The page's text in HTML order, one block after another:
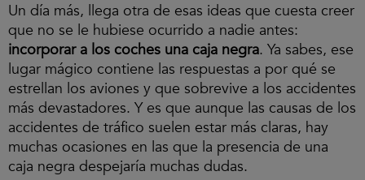
Un día más, llega otra de esas ideas que cuesta creer
que no se le hubiese ocurrido a nadie antes:
incorporar a los coches una caja negra. Ya sabes, ese
lugar mágico contiene las respuestas a por qué se
estrellan los aviones y que sobrevive a los accidentes
más devastadores. Y es que aunque las causas de los
accidentes de tráfico suelen estar más claras, hay
muchas ocasiones en las que la presencia de una
caja negra despejaría muchas dudas.